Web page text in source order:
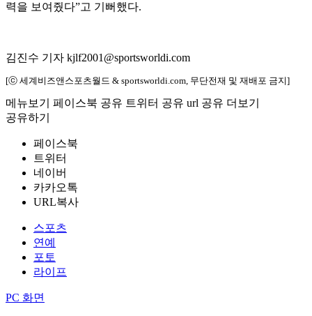
력을 보여줬다”고 기뻐했다.
김진수 기자 kjlf2001@sportsworldi.com
[ⓒ 세계비즈앤스포츠월드 & sportsworldi.com, 무단전재 및 재배포 금지]
메뉴보기 페이스북 공유 트위터 공유 url 공유 더보기
공유하기
페이스북
트위터
네이버
카카오톡
URL복사
스포츠
연예
포토
라이프
PC 화면